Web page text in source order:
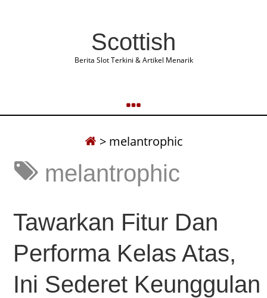
Scottish
Berita Slot Terkini & Artikel Menarik
> melantrophic
melantrophic
Tawarkan Fitur Dan
Performa Kelas Atas,
Ini Sederet Keunggulan